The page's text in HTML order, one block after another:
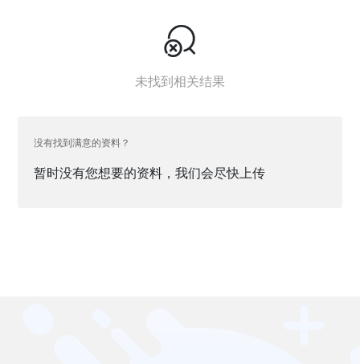

未找到相关结果
没有找到满意的资料？
暂时没有您想要的资料，我们会尽快上传